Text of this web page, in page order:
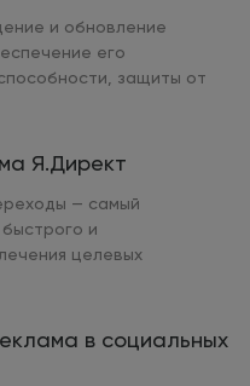
и обновление
его
защиты от
Я.Директ
— самый
и
целевых
в социальных